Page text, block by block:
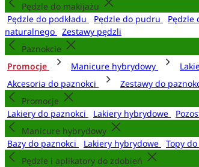
Pędzle do makijażu
Pędzle do podkładu
Pędzle do pudru Pędzle
naturalnego
Zestawy pędzli
Paznokcie
Promocje
Manicure hybrydowy
Akcesoria do paznokci
Zestawy do
Promocje
Lakiery do paznokci
Lakiery hybrydowe
Manicure hybrydowy
Bazy do paznokci
Lakiery hybrydowe Topy
Pędzle i aplikatory do zdobień